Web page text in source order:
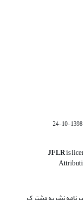
1398-10-24
JFLRis